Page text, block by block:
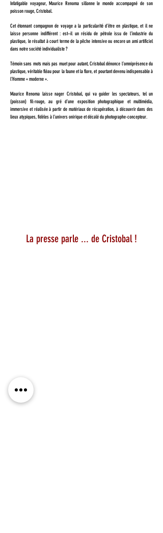
Infatigable voyageur, Maurice Renoma sillonne le monde accompagné de son
poisson rouge, Cristobal.
Cet étonnant compagnon de voyage a la particularité d’être en plastique, et il ne
laisse personne indifférent : est–il un résidu de pétrole issu de l’industrie du
plastique, le résultat à court terme de la pêche intensive ou encore un ami artificiel
dans notre société individualiste ?
Témoin sans mots mais pas muet pour autant, Cristobal dénonce l’omniprésence du
plastique, véritable fléau pour la faune et la flore, et pourtant devenu indispensable à
l’Homme « moderne ».
Maurice Renoma laisse nager Cristobal, qui va guider les spectateurs, tel un
(poisson) fil-rouge, au gré d’une exposition photographique et multimédia,
immersive et réalisée à partir de matériaux de récupération, à découvrir dans des
lieux atypiques, fidèles à l’univers onirique et décalé du photographe-concepteur.
La presse parle ... de Cristobal !